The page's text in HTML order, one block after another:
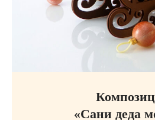
«Сани деда